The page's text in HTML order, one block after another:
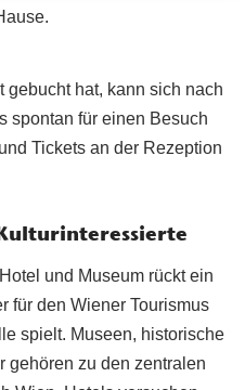
gebucht hat, kann sich nach
spontan für einen Besuch
Tickets an der Rezeption
und Museum rückt ein
für den Wiener Tourismus
spielt. Museen, historische
gehören zu den zentralen